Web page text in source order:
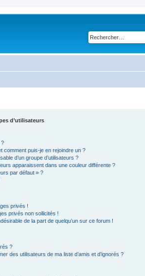
d’utilisateurs
?
comment puis-je en rejoindre un ?
d’un groupe d’utilisateurs ?
apparaissent dans une couleur différente ?
par défaut » ?
privés !
privés non sollicités !
de la part de quelqu’un sur ce forum !
?
des utilisateurs de ma liste d’amis et d’ignorés ?